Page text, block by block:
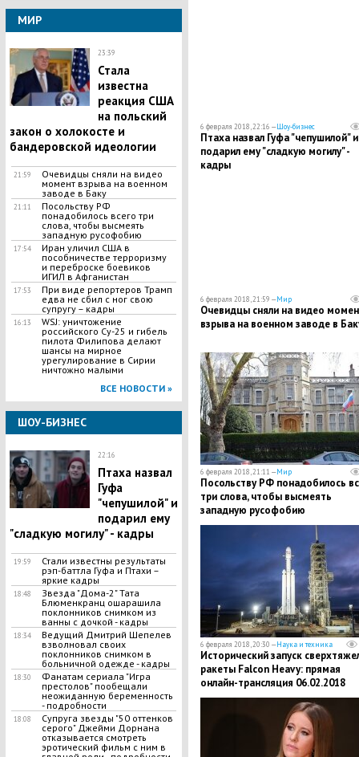
МИР
23:39
Стала
известна
реакция США
на польский
закон о холокосте и
бандеровской идеологии
21:59
Очевидцы сняли на видео
момент взрыва на военном
заводе в Баку
21:11
Посольству РФ
понадобилось всего три
слова, чтобы высмеять
западную русофобию
17:54
​Иран уличил США в
пособничестве терроризму
и переброске боевиков
ИГИЛ в Афганистан
17:53
При виде репортеров Трамп
едва не сбил с ног свою
супругу – кадры
16:13
WSJ: уничтожение
российского Су-25 и гибель
пилота Филипова делают
шансы на мирное
урегулирование в Сирии
ничтожно малыми
ВСЕ НОВОСТИ »
ШОУ-БИЗНЕС
22:16
Птаха назвал
Гуфа
"чепушилой" и
подарил ему
"сладкую могилу" - кадры
19:59
Стали известны результаты
рэп-баттла Гуфа и Птахи –
яркие кадры
18:48
Звезда "Дома-2" Тата
Блюменкранц ошарашила
поклонников снимком из
ванны с дочкой - кадры
18:34
Ведущий Дмитрий Шепелев
взволновал своих
поклонников снимком в
больничной одежде - кадры
18:30
Фанатам сериала "Игра
престолов" пообещали
неожиданную беременность
- подробности
18:08
Супруга звезды "50 оттенков
серого" Джейми Дорнана
отказывается смотреть
эротический фильм с ним в
6 февраля 2018, 22:16 —Шоу-бизнес
Птаха назвал Гуфа "чепушилой" и
подарил ему "сладкую могилу" -
кадры
6 февраля 2018, 21:59 —Мир
Очевидцы сняли на видео
взрыва на военном заводе в
6 февраля 2018, 21:11 —Мир
Посольству РФ понадобилось
три слова, чтобы высмеять
западную русофобию
6 февраля 2018, 20:30 —Наука и техника
Исторический запуск
ракеты Falcon Heavy: прямая
онлайн-трансляция 06.02.2018